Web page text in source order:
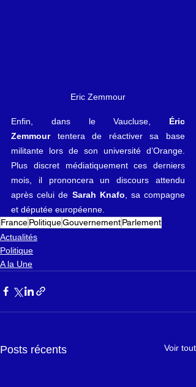
Eric Zemmour
Enfin, dans le Vaucluse, Éric
Zemmour tentera de réactiver sa base
militante lors de son université d’Orange.
Plus discret médiatiquement ces derniers
mois, il prononcera un discours attendu
après celui de Sarah Knafo , sa compagne
et députée européenne.
FrancePolitiqueGouvernementParlement
Actualités
Politique
A la Une
Posts récents Voir tout